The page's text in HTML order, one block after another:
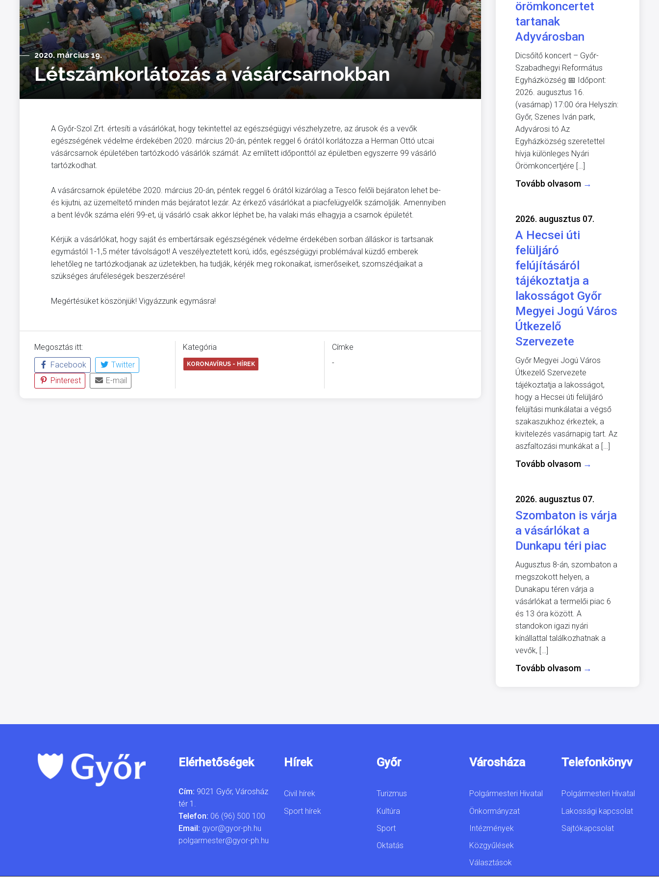
2020. március 19.
Létszámkorlátozás a vásárcsarnokban
A Győr-Szol Zrt. értesíti a vásárlókat, hogy tekintettel az egészségügyi vészhelyzetre, az árusok és a vevők
egészségének védelme érdekében 2020. március 20-án, péntek reggel 6 órától korlátozza a Herman Ottó utcai
vásárcsarnok épületében tartózkodó vásárlók számát. Az említett időponttól az épületben egyszerre 99 vásárló
tartózkodhat.
A vásárcsarnok épületébe 2020. március 20-án, péntek reggel 6 órától kizárólag a Tesco felőli bejáraton lehet be-
és kijutni, az üzemeltető minden más bejáratot lezár. Az érkező vásárlókat a piacfelügyelők számolják. Amennyiben
a bent lévők száma eléri 99-et, új vásárló csak akkor léphet be, ha valaki más elhagyja a csarnok épületét.
Kérjük a vásárlókat, hogy saját és embertársaik egészségének védelme érdekében sorban álláskor is tartsanak
egymástól 1-1,5 méter távolságot! A veszélyeztetett korú, idős, egészségügyi problémával küzdő emberek
lehetőleg ne tartózkodjanak az üzletekben, ha tudják, kérjék meg rokonaikat, ismerőseiket, szomszédjaikat a
szükséges áruféleségek beszerzésére!
Megértésüket köszönjük! Vigyázzunk egymásra!
Megosztás itt:
Facebook
Twitter
Pinterest
E-mail
Kategória
KORONAVÍRUS - HÍREK
Címke
-
örömkoncertet
tartanak
Adyvárosban
Dicsőítő koncert – Győr-
Szabadhegyi Református
Egyházközség 📅 Időpont:
2026. augusztus 16.
(vasárnap) 17:00 óra Helyszín:
Győr, Szenes Iván park,
Adyvárosi tó Az
Egyházközség szeretettel
hívja különleges Nyári
Örömkoncertjére […]
Tovább olvasom →
2026. augusztus 07.
A Hecsei úti
felüljáró
felújításáról
tájékoztatja a
lakosságot Győr
Megyei Jogú Város
Útkezelő
Szervezete
Győr Megyei Jogú Város
Útkezelő Szervezete
tájékoztatja a lakosságot,
hogy a Hecsei úti felüljáró
felújítási munkálatai a végső
szakaszukhoz érkeztek, a
kivitelezés vasárnapig tart. Az
aszfaltozási munkákat a […]
Tovább olvasom →
2026. augusztus 07.
Szombaton is várja
a vásárlókat a
Dunkapu téri piac
Augusztus 8-án, szombaton a
megszokott helyen, a
Dunakapu téren várja a
vásárlókat a termelői piac 6
és 13 óra között. A
standokon igazi nyári
kínállattal találkozhatnak a
vevők, […]
Tovább olvasom →
Elérhetőségek
Cím: 9021 Győr, Városház
tér 1.
Telefon: 06 (96) 500 100
Email: gyor@gyor-ph.hu
polgarmester@gyor-ph.hu
Hírek
Civil hírek
Sport hírek
Győr
Turizmus
Kultúra
Sport
Oktatás
Városháza
Polgármesteri Hivatal
Önkormányzat
Intézmények
Közgyűlések
Választások
Telefonkönyv
Polgármesteri Hivatal
Lakossági kapcsolat
Sajtókapcsolat